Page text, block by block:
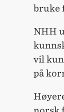
bruke
NHH
vil
på